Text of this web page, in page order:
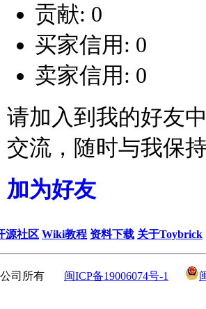
贡献: 0
买家信用: 0
卖家信用: 0
请加入到我的好友
交流，随时与我保
加为好友
源社区 Wiki教程 资料下载 关于Toybrick
公司所有 闽ICP备19006074号-1